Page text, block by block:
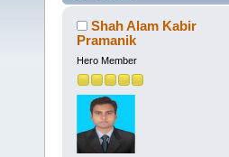
Shah Alam Kabir
Pramanik
Hero Member